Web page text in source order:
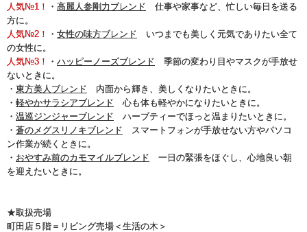
人気№1！
・ 高麗人参剛力ブレンド 仕事や家事など、忙しい毎日を送る
方に。
人気№2！
・ 女性の味方ブレンド いつまでも美しく元気でありたい全て
の女性に。
人気№3！
・ ハッピーノーズブレンド 季節の変わり目やマスクが手放せ
ないときに。
・ 東方美人ブレンド 内面から輝き、美しくなりたいときに。
・ 軽やかサラシアブレンド 心も体も軽やかになりたいときに。
・ 温巡ジンジャーブレンド ハーブティーでほっと温まりたいときに。
・ 蒼のメグスリノキブレンド スマートフォンが手放せない方やパソコ
ン作業が続くときに。
・ おやすみ前のカモマイルブレンド 一日の緊張をほぐし、心地良い朝
を迎えたいときに。
★取扱売場
町田店５階＝リビング売場＜生活の木＞